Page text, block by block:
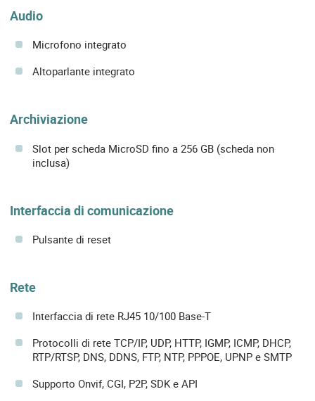
Audio
Microfono integrato
Altoparlante integrato
Archiviazione
Slot per scheda MicroSD fino a 256 GB (scheda non
inclusa)
Interfaccia di comunicazione
Pulsante di reset
Rete
Interfaccia di rete RJ45 10/100 Base-T
Protocolli di rete TCP/IP, UDP, HTTP, IGMP, ICMP, DHCP,
RTP/RTSP, DNS, DDNS, FTP, NTP, PPPOE, UPNP e SMTP
Supporto Onvif, CGI, P2P, SDK e API